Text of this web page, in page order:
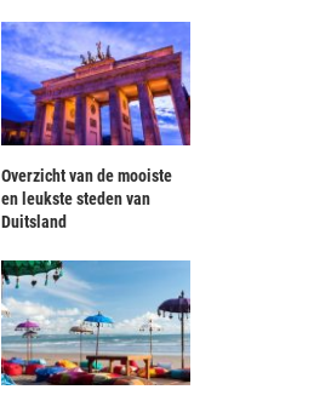
Overzicht van de mooiste
en leukste steden van
Duitsland